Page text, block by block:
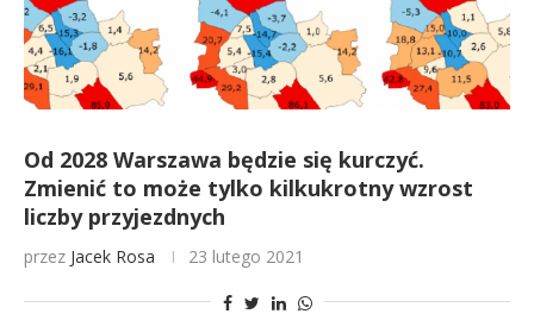
Od 2028 Warszawa będzie się kurczyć.
Zmienić to może tylko kilkukrotny wzrost
liczby przyjezdnych
przez Jacek Rosa 23 lutego 2021